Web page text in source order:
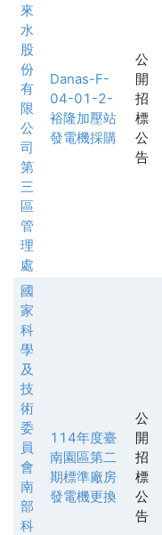
來
水
股
份
有
限
公
司
第
三
區
管
理
處
Danas-F-
04-01-2-
裕隆加壓站
發電機採購
公
開
招
標
公
告
國
家
科
學
及
技
術
委
員
會
南
部
科
114年度臺
南園區第二
期標準廠房
發電機更換
公
開
招
標
公
告